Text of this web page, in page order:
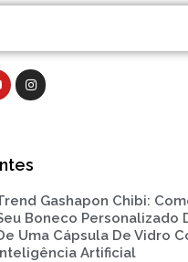
I
n
s
a
Gashapon Chibi:
Boneco Personalizado
Uma Cápsula De Vidro
Artificial
PagePagePagePagePage